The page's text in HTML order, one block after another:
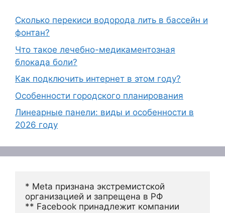
Сколько перекиси водорода лить в бассейн и
фонтан?
Что такое лечебно-медикаментозная
блокада боли?
Как подключить интернет в этом году?
Особенности городского планирования
Линеарные панели: виды и особенности в
2026 году
* Meta признана экстремистской
организацией и запрещена в РФ
** Facebook принадлежит компании